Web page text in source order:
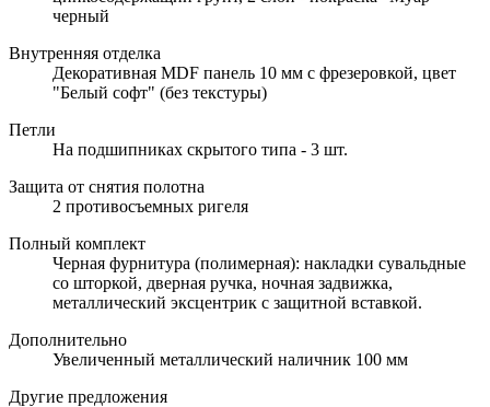
черный
Внутренняя отделка
Декоративная MDF панель 10 мм с фрезеровкой, цвет
"Белый софт" (без текстуры)
Петли
На подшипниках скрытого типа - 3 шт.
Защита от снятия полотна
2 противосъемных ригеля
Полный комплект
Черная фурнитура (полимерная): накладки сувальдные
со шторкой, дверная ручка, ночная задвижка,
металлический эксцентрик с защитной вставкой.
Дополнительно
Увеличенный металлический наличник 100 мм
Другие предложения